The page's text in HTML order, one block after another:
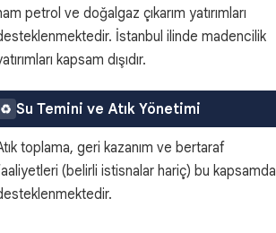
petrol ve doğalgaz çıkarım yatırımları
İstanbul ilinde madencilik
kapsam dışıdır.
♻️ Su Temini ve Atık Yönetimi
toplama, geri kazanım ve bertaraf
(belirli istisnalar hariç) bu kapsamda